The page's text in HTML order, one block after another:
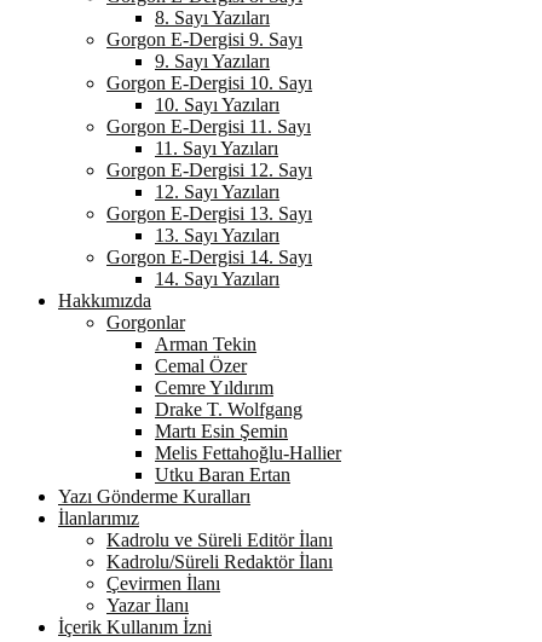
8. Sayı Yazıları
Gorgon E-Dergisi 9. Sayı
9. Sayı Yazıları
Gorgon E-Dergisi 10. Sayı
10. Sayı Yazıları
Gorgon E-Dergisi 11. Sayı
11. Sayı Yazıları
Gorgon E-Dergisi 12. Sayı
12. Sayı Yazıları
Gorgon E-Dergisi 13. Sayı
13. Sayı Yazıları
Gorgon E-Dergisi 14. Sayı
14. Sayı Yazıları
Hakkımızda
Gorgonlar
Arman Tekin
Cemal Özer
Cemre Yıldırım
Drake T. Wolfgang
Martı Esin Şemin
Melis Fettahoğlu-Hallier
Utku Baran Ertan
Yazı Gönderme Kuralları
İlanlarımız
Kadrolu ve Süreli Editör İlanı
Kadrolu/Süreli Redaktör İlanı
Çevirmen İlanı
Yazar İlanı
İçerik Kullanım İzni